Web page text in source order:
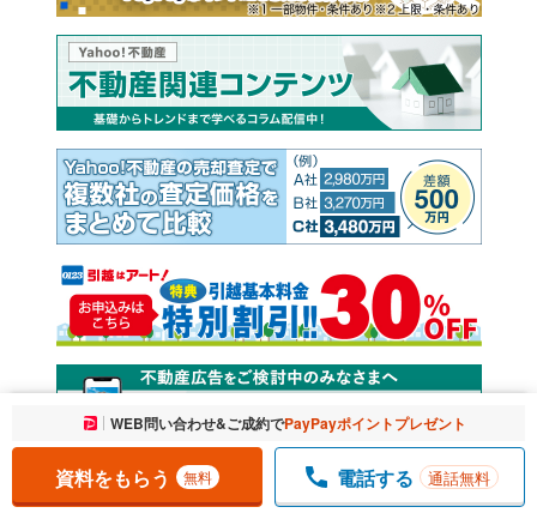
お気に入りに追加しました。 一覧を開く
WEB問い合わせ&ご成約でPayPayポイントプレゼント
資料をもらう 無料 電話する 通話無料